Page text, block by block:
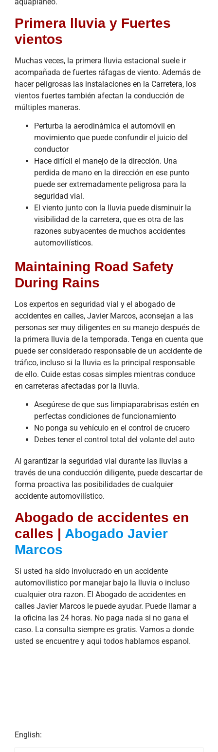
aquaplaneo.
Primera lluvia y Fuertes
vientos
Muchas veces, la primera lluvia estacional suele ir
acompañada de fuertes ráfagas de viento. Además de
hacer peligrosas las instalaciones en la Carretera, los
vientos fuertes también afectan la conducción de
múltiples maneras.
Perturba la aerodinámica el automóvil en
movimiento que puede confundir el juicio del
conductor
Hace difícil el manejo de la dirección. Una
perdida de mano en la dirección en ese punto
puede ser extremadamente peligrosa para la
seguridad vial.
El viento junto con la lluvia puede disminuir la
visibilidad de la carretera, que es otra de las
razones subyacentes de muchos accidentes
automovilísticos.
Maintaining Road Safety
During Rains
Los expertos en seguridad vial y el abogado de
accidentes en calles, Javier Marcos, aconsejan a las
personas ser muy diligentes en su manejo después de
la primera lluvia de la temporada. Tenga en cuenta que
puede ser considerado responsable de un accidente de
tráfico, incluso si la lluvia es la principal responsable
de ello. Cuide estas cosas simples mientras conduce
en carreteras afectadas por la lluvia.
Asegúrese de que sus limpiaparabrisas estén en
perfectas condiciones de funcionamiento
No ponga su vehículo en el control de crucero
Debes tener el control total del volante del auto
Al garantizar la seguridad vial durante las lluvias a
través de una conducción diligente, puede descartar de
forma proactiva las posibilidades de cualquier
accidente automovilístico.
Abogado de accidentes en
calles | Abogado Javier
Marcos
Si usted ha sido involucrado en un accidente
automovilistico por manejar bajo la lluvia o incluso
cualquier otra razon. El Abogado de accidentes en
calles Javier Marcos le puede ayudar. Puede llamar a
la oficina las 24 horas. No paga nada si no gana el
caso. La consulta siempre es gratis. Vamos a donde
usted se encuentre y aqui todos hablamos espanol.
English: